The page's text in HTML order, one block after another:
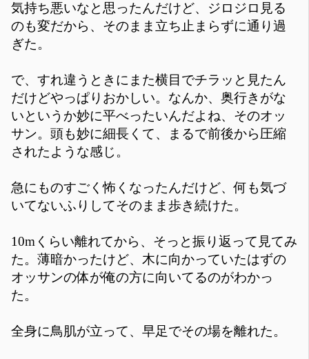
気持ち悪いなと思ったんだけど、ジロジロ見る
のも変だから、そのまま立ち止まらずに通り過
ぎた。
で、すれ違うときにまた横目でチラッと見たん
だけどやっぱりおかしい。なんか、奥行きがな
いというか妙に平べったいんだよね、そのオッ
サン。頭も妙に細長くて、まるで前後から圧縮
されたような感じ。
急にものすごく怖くなったんだけど、何も気づ
いてないふりしてそのまま歩き続けた。
10mくらい離れてから、そっと振り返って見てみ
た。薄暗かったけど、木に向かっていたはずの
オッサンの体が俺の方に向いてるのがわかっ
た。
全身に鳥肌が立って、早足でその場を離れた。